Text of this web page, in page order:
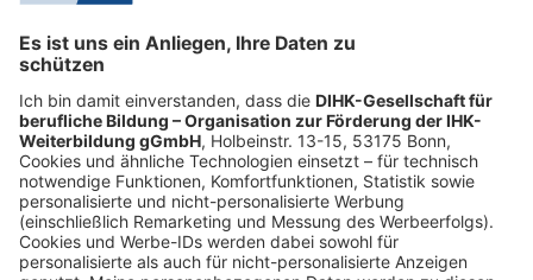
Fr.:
09:00-14:00 Uhr
shop@dihk-bildung.shop
Vertrag widerrufen
Zahlungsarten